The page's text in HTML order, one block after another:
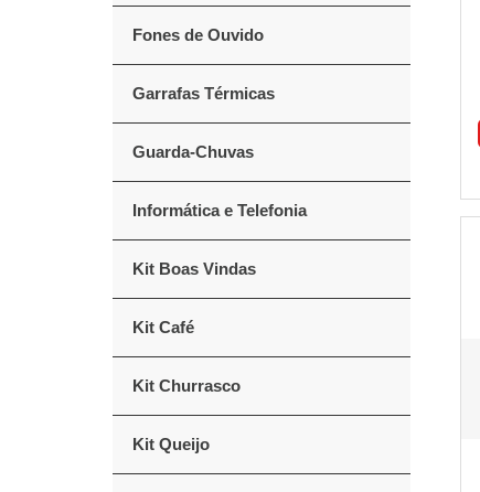
Fones de Ouvido
Garrafas Térmicas
Guarda-Chuvas
Informática e Telefonia
Kit Boas Vindas
Kit Café
Kit Churrasco
Kit Queijo